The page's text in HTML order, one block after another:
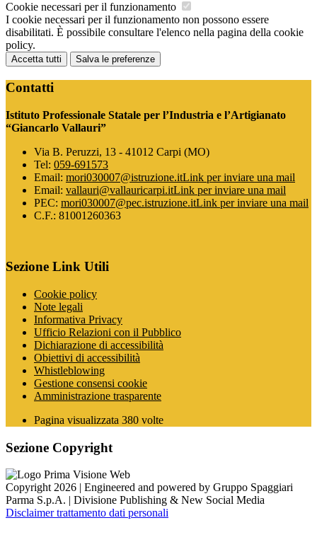
Cookie necessari per il funzionamento
I cookie necessari per il funzionamento non possono essere
disabilitati. È possibile consultare l'elenco nella pagina della cookie
policy.
Accetta tutti Salva le preferenze
Contatti
Istituto Professionale Statale per l’Industria e l’Artigianato
“Giancarlo Vallauri”
Via B. Peruzzi, 13 - 41012 Carpi (MO)
Tel: 059-691573
Email: mori030007@istruzione.itLink per inviare una mail
Email: vallauri@vallauricarpi.itLink per inviare una mail
PEC: mori030007@pec.istruzione.itLink per inviare una mail
C.F.: 81001260363
Sezione Link Utili
Cookie policy
Note legali
Informativa Privacy
Ufficio Relazioni con il Pubblico
Dichiarazione di accessibilità
Obiettivi di accessibilità
Whistleblowing
Gestione consensi cookie
Amministrazione trasparente
Pagina visualizzata 380 volte
Sezione Copyright
Copyright 2026 | Engineered and powered by Gruppo Spaggiari
Parma S.p.A. | Divisione Publishing & New Social Media
Disclaimer trattamento dati personali